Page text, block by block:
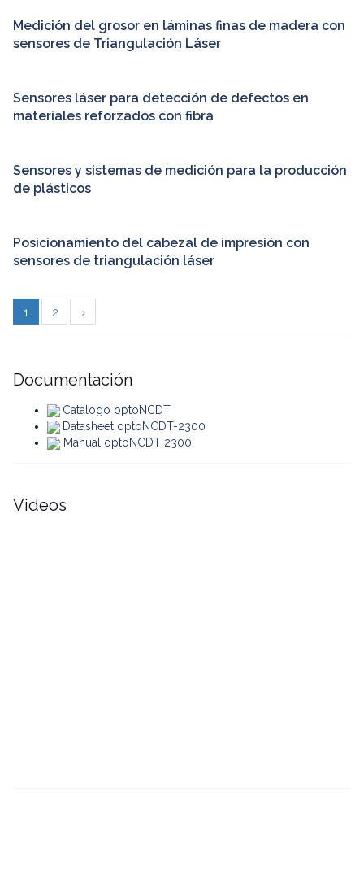
Medición del grosor en láminas finas de madera con
sensores de Triangulación Láser
Sensores láser para detección de defectos en
materiales reforzados con fibra
Sensores y sistemas de medición para la producción
de plásticos
Posicionamiento del cabezal de impresión con
sensores de triangulación láser
1 2 ›
Documentación
Catalogo optoNCDT
Datasheet optoNCDT-2300
Manual optoNCDT 2300
Videos